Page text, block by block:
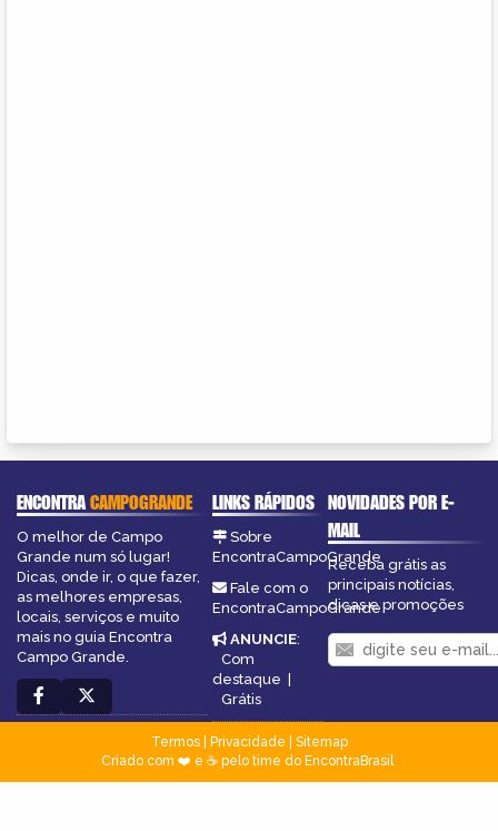
ENCONTRACAMPOGRANDE
O melhor de Campo
Grande num só lugar!
Dicas, onde ir, o que fazer,
as melhores empresas,
locais, serviços e muito
mais no guia Encontra
Campo Grande.
LINKS RÁPIDOS
Sobre
EncontraCampoGrande
Fale com o
EncontraCampoGrande
ANUNCIE:
Com
destaque |
Grátis
NOVIDADES POR E-
MAIL
Receba grátis as
principais notícias,
dicas e promoções
Termos| Privacidade
Sitemap
Criado com ❤️ e ☕ pelo time do EncontraBrasil